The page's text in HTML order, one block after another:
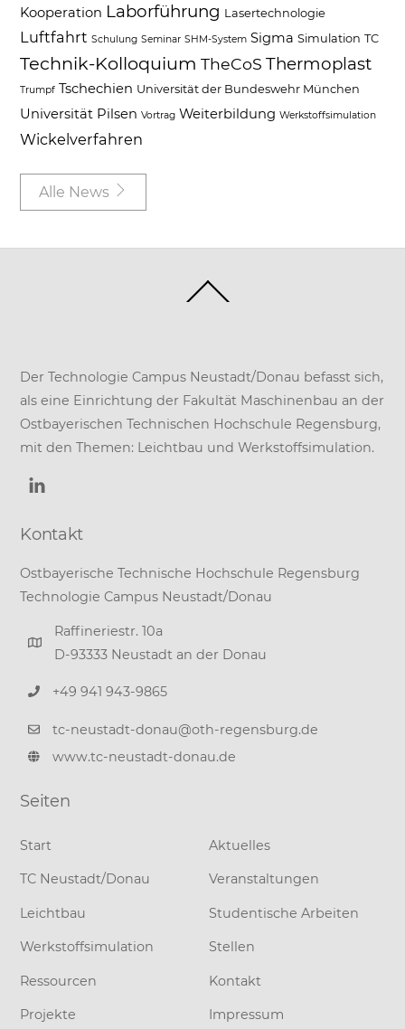
Kooperation Laborführung Lasertechnologie
Luftfahrt Schulung Seminar SHM-System Sigma Simulation TC
Technik-Kolloquium TheCoS Thermoplast
Trumpf Tschechien Universität der Bundeswehr München
Universität Pilsen Vortrag Weiterbildung Werkstoffsimulation
Wickelverfahren
Alle News
To
Der Technologie Campus Neustadt/Donau befasst sich,
als eine Einrichtung der Fakultät Maschinenbau an der
Ostbayerischen Technischen Hochschule Regensburg,
mit den Themen: Leichtbau und Werkstoffsimulation.
Kontakt
Ostbayerische Technische Hochschule Regensburg
Technologie Campus Neustadt/Donau
Raffineriestr. 10a
D-93333 Neustadt an der Donau
+49 941 943-9865
tc-neustadt-donau@oth-regensburg.de
www.tc-neustadt-donau.de
Seiten
Start
TC Neustadt/Donau
Leichtbau
Werkstoffsimulation
Ressourcen
Projekte
Aktuelles
Veranstaltungen
Studentische Arbeiten
Stellen
Kontakt
Impressum